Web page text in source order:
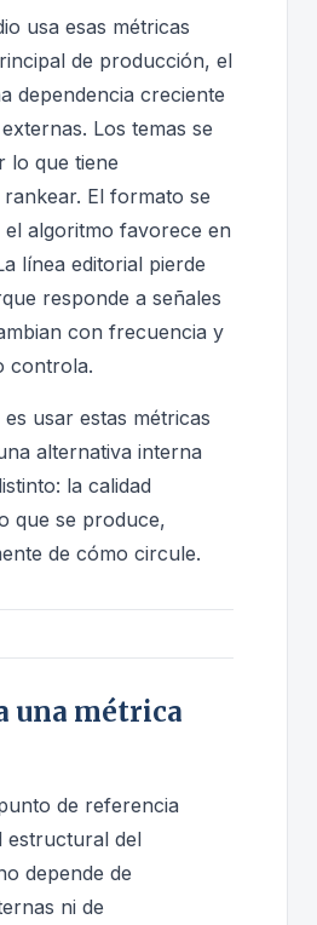
usa esas métricas
de producción, el
dependencia creciente
Los temas se
lo que tiene
El formato se
el algoritmo favorece en
línea editorial pierde
responde a señales
con frecuencia y
controla.
usar estas métricas
alternativa interna
la calidad
que se produce,
de cómo circule.
una métrica
de referencia
estructural del
depende de
ni de